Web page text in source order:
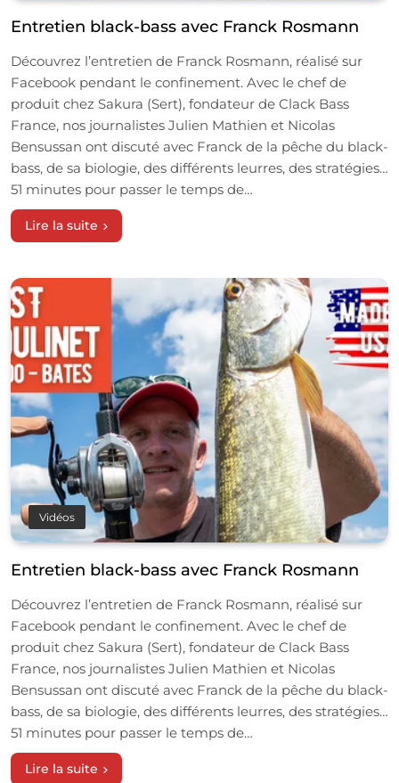
Entretien black-bass avec Franck Rosmann
Découvrez l’entretien de Franck Rosmann, réalisé sur
Facebook pendant le confinement. Avec le chef de
produit chez Sakura (Sert), fondateur de Clack Bass
France, nos journalistes Julien Mathien et Nicolas
Bensussan ont discuté avec Franck de la pêche du black-
bass, de sa biologie, des différents leurres, des stratégies…
51 minutes pour passer le temps de…
Lire la suite
Vidéos
Entretien black-bass avec Franck Rosmann
Découvrez l’entretien de Franck Rosmann, réalisé sur
Facebook pendant le confinement. Avec le chef de
produit chez Sakura (Sert), fondateur de Clack Bass
France, nos journalistes Julien Mathien et Nicolas
Bensussan ont discuté avec Franck de la pêche du black-
bass, de sa biologie, des différents leurres, des stratégies…
51 minutes pour passer le temps de…
Lire la suite